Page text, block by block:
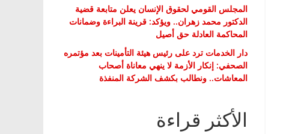
المجلس القومي لحقوق الإنسان يعلن متابعة قضية
الدكتور محمد زهران.. ويؤكد: قرينة البراءة وضمانات
المحاكمة العادلة حق أصيل
دار الخدمات ترد على رئيس هيئة التأمينات بعد مؤتمره
الصحفي: إنكار الأزمة لا ينهي معاناة أصحاب
المعاشات.. ونطالب بكشف الشركة المنفذة
الأكثر قراءة